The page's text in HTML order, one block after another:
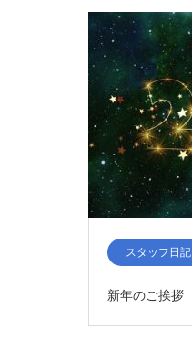
スタッフ日記
新年のご挨拶